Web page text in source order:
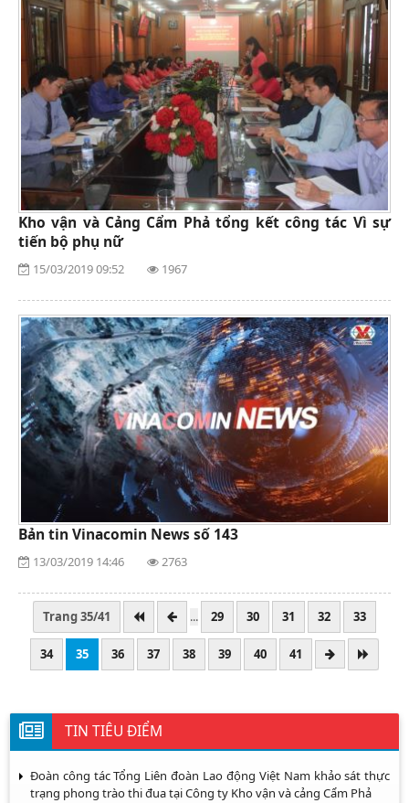
Kho vận và Cảng Cẩm Phả tổng kết công tác Vì sự
tiến bộ phụ nữ
15/03/2019 09:52 1967
Bản tin Vinacomin News số 143
13/03/2019 14:46 2763
Trang 35/41 ... 29 30 31 32 33
34 35 36 37 38 39 40 41
TIN TIÊU ĐIỂM
Đoàn công tác Tổng Liên đoàn Lao động Việt Nam khảo sát thực
trạng phong trào thi đua tại Công ty Kho vận và cảng Cẩm Phả